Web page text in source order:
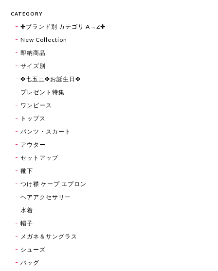
CATEGORY
✤ブランド別 カテゴリ A→Z✤
New Collection
即納商品
サイズ別
✤七五三✤お誕生日✤
プレゼント特集
ワンピース
トップス
パンツ・スカート
アウター
セットアップ
靴下
つけ襟 ケープ エプロン
ヘアアクセサリー
水着
帽子
メガネ＆サングラス
シューズ
バッグ